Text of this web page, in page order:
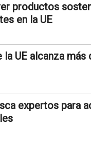
productos
en la UE
UE alcanza
expertos para